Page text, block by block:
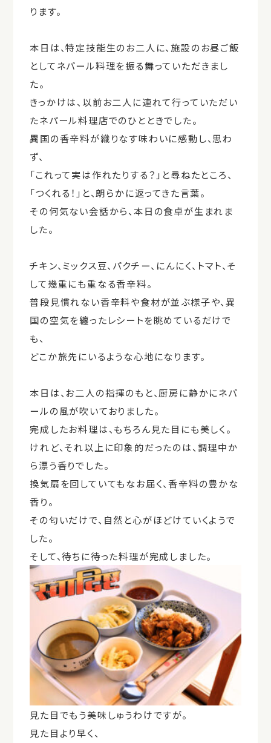
ります。
本日は、特定技能生のお二人に、施設のお昼ご飯
としてネパール料理を振る舞っていただきまし
た。
きっかけは、以前お二人に連れて行っていただい
たネパール料理店でのひとときでした。
異国の香辛料が織りなす味わいに感動し、思わ
ず、
「これって実は作れたりする？」と尋ねたところ、
「つくれる！」と、朗らかに返ってきた言葉。
その何気ない会話から、本日の食卓が生まれま
した。
チキン、ミックス豆、パクチー、にんにく、トマト、そ
して幾重にも重なる香辛料。
普段見慣れない香辛料や食材が並ぶ様子や、異
国の空気を纏ったレシートを眺めているだけで
も、
どこか旅先にいるような心地になります。
本日は、お二人の指揮のもと、厨房に静かにネパ
ールの風が吹いておりました。
完成したお料理は、もちろん見た目にも美しく。
けれど、それ以上に印象的だったのは、調理中か
ら漂う香りでした。
換気扇を回していてもなお届く、香辛料の豊かな
香り。
その匂いだけで、自然と心がほどけていくようで
した。
そして、待ちに待った料理が完成しました。
見た目でもう美味しゅうわけですが。
見た目より早く、